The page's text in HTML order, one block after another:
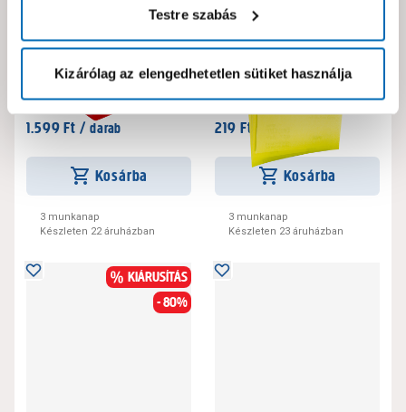
Testre szabás
Kizárólag az elengedhetetlen sütiket használja
Schuller nesto festékedény
hengerméretig
136585 4.5
1.599 Ft / darab
Kosárba
3 munkanap
Készleten 22 áruházban
Schuller easycut
230x280mm
417373
219 Ft /
Kosárba
3 munkanap
Készleten 23 áruházban
KIÁRUSÍTÁS
- 80%